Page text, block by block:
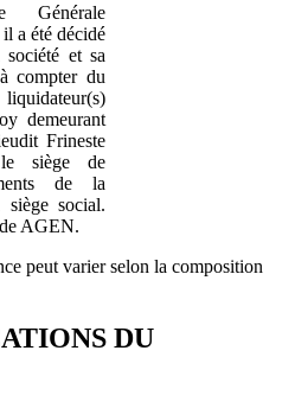
Générale
a été décidé
et sa
compter du
demeurant
Frineste
siège de
de la
social.
AGEN.
peut varier selon la composition
DU